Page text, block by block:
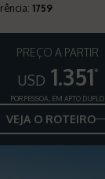
: 1759
PREÇO A PARTIR
USD 1.351*
POR PESSOA, EM APTO DUPLO
VEJA O ROTEIRO